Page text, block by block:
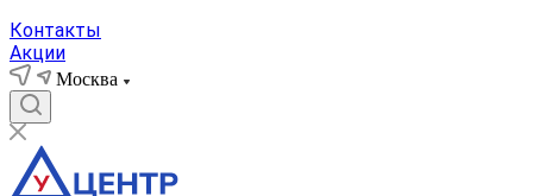
Контакты
Акции
Москва